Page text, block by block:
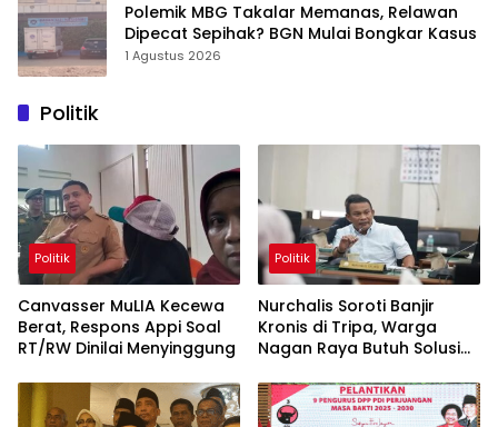
Polemik MBG Takalar Memanas, Relawan
Dipecat Sepihak? BGN Mulai Bongkar Kasus
1 Agustus 2026
Politik
Politik
Canvasser MuLIA Kecewa
Berat, Respons Appi Soal
RT/RW Dinilai Menyinggung
Politik
Nurchalis Soroti Banjir
Kronis di Tripa, Warga
Nagan Raya Butuh Solusi